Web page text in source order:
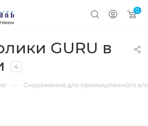
0
GURU в
4
— Снаряжение для промышленного